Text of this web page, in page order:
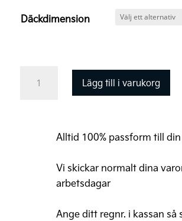
Däckdimension
Lägg till i varukorg
Alltid 100% passform till din
Vi skickar normalt dina
arbetsdagar
Ange ditt regnr. i kassan så